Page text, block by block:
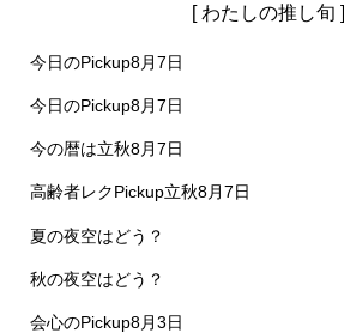
[ わたしの推し旬 ]
今日のPickup8月7日
今日のPickup8月7日
今の暦は立秋8月7日
高齢者レクPickup立秋8月7日
夏の夜空はどう？
秋の夜空はどう？
会心のPickup8月3日